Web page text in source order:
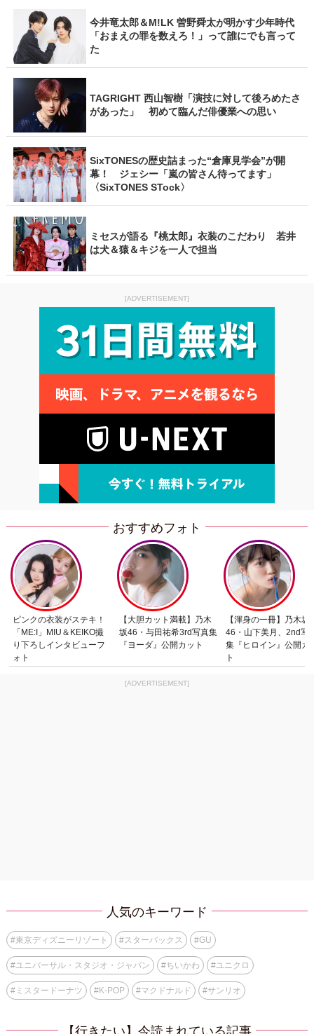
今井竜太郎＆M!LK 曽野舜太が明かす少年時代
「おまえの罪を数えろ！」って誰にでも言って
た
TAGRIGHT 西山智樹「演技に対して後ろめたさ
があった」 初めて臨んだ俳優業への思い
SixTONESの歴史詰まった“倉庫見学会”が開
幕！ ジェシー「嵐の皆さん待ってます」
〈SixTONES STock〉
ミセスが語る『桃太郎』衣装のこだわり 若井
は犬＆猿＆キジを一人で担当
[ADVERTISEMENT]
おすすめフォト
ピンクの衣装がステキ！
「ME:I」MIU＆KEIKO撮
り下ろしインタビューフ
ォト
【大胆カット満載】乃木
坂46・与田祐希3rd写真集
『ヨーダ』公開カット
【渾身の一冊】乃木坂
46・山下美月、2nd写
集『ヒロイン』公開カ
ト
[ADVERTISEMENT]
人気のキーワード
#東京ディズニーリゾート #スターバックス #GU
#ユニバーサル・スタジオ・ジャパン #ちいかわ #ユニクロ
#ミスタードーナツ #K-POP #マクドナルド #サンリオ
【行きたい】今読まれている記事